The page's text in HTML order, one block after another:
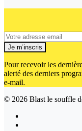
Je m’inscris
Pour recevoir les
alerté des derniers
e-mail.
© 2026 Blast le souffle